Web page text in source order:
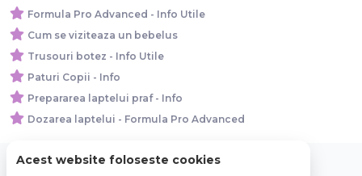
Formula Pro Advanced - Info Utile
Cum se viziteaza un bebelus
Trusouri botez - Info Utile
Paturi Copii - Info
Prepararea laptelui praf - Info
Dozarea laptelui - Formula Pro Advanced
Acest website foloseste cookies